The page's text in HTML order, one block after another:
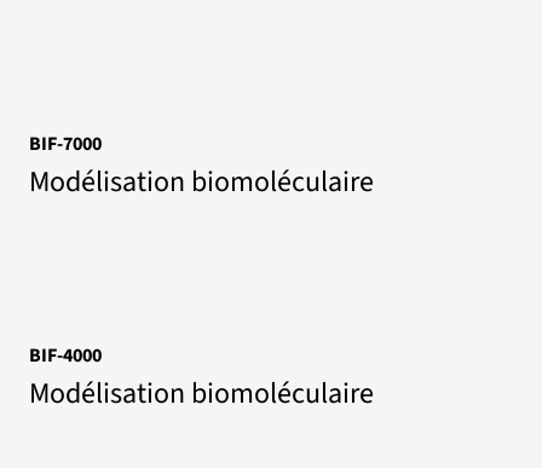
BIF-7000
Modélisation biomoléculaire
BIF-4000
Modélisation biomoléculaire